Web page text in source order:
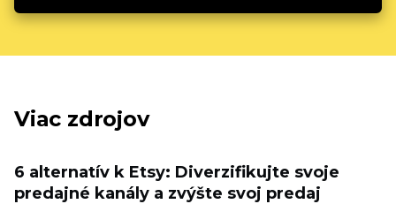
Viac zdrojov
6 alternatív k Etsy: Diverzifikujte svoje
predajné kanály a zvýšte svoj predaj